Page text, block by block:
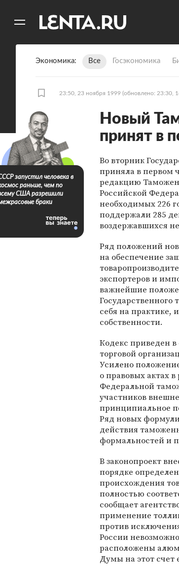
Экономика Все Госэкономика
23:50, 23 ноября 1999 (обновлено: 23:30,
Новый
принят в
Во вторник
приняла в первом
редакцию
Российской
необходимых 226
поддержали 285
воздержавшихся
Ряд положений
на обеспечение
экспортеров и
важнейшие
себя на практике,
собственности.
Кодекс приведен
торговой
Усилено
о правовых актах
Федеральной
участников
принципиальное
Ряд новых
действия
формальностей и
В законопроект
порядке
происхождения
полностью
сообщает
применение
против
России
расположены
Думы на этот счет
запустил человека в
раньше, чем по
США разрешили
браки